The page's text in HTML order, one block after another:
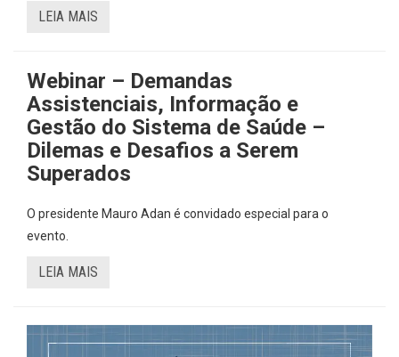
LEIA MAIS
Webinar – Demandas
Assistenciais, Informação e
Gestão do Sistema de Saúde –
Dilemas e Desafios a Serem
Superados
O presidente Mauro Adan é convidado especial para o
evento.
LEIA MAIS